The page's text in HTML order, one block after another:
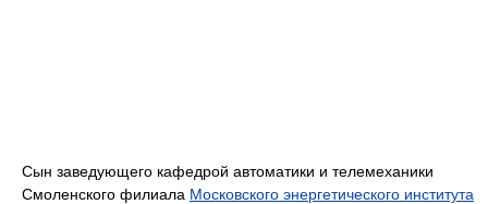
Сын заведующего кафедрой автоматики и телемеханики
Смоленского филиала Московского энергетического института